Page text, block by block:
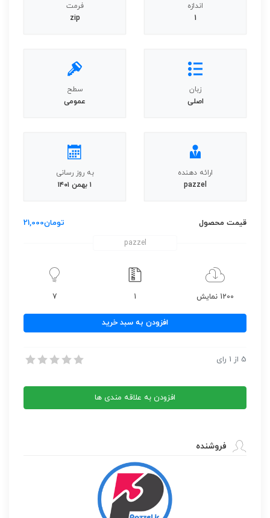
اندازه
1
فرمت
zip
زبان
اصلی
سطح
عمومی
ارائه دهنده
pazzel
به روز رسانی
۱ بهمن ۱۴۰۱
قیمت محصول تومان21,000
pazzel
1200 نمایش 1
7
معاملاتی
–
V
افزودن به سبد خرید
اندیکاتورهای معاملاتی بورس – فارکس سری V
5 از 1 رای
افزودن به علاقه مندی ها
فروشنده